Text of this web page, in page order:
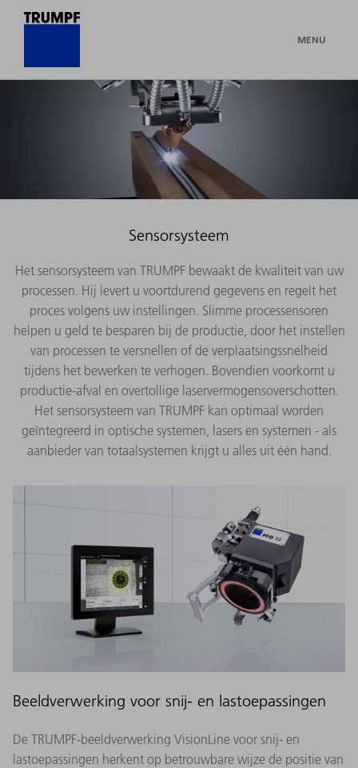
MENU
Sensorsysteem
Het sensorsysteem van TRUMPF bewaakt de kwaliteit van uw
processen. Hij levert u voortdurend gegevens en regelt het
proces volgens uw instellingen. Slimme processensoren
helpen u geld te besparen bij de productie, door het instellen
van processen te versnellen of de verplaatsingssnelheid
tijdens het bewerken te verhogen. Bovendien voorkomt u
productie-afval en overtollige laservermogensoverschotten.
Het sensorsysteem van TRUMPF kan optimaal worden
geïntegreerd in optische systemen, lasers en systemen - als
aanbieder van totaalsystemen krijgt u alles uit één hand.
Beeldverwerking voor snij- en lastoepassingen
De TRUMPF-beeldverwerking VisionLine voor snij- en
lastoepassingen herkent op betrouwbare wijze de positie van